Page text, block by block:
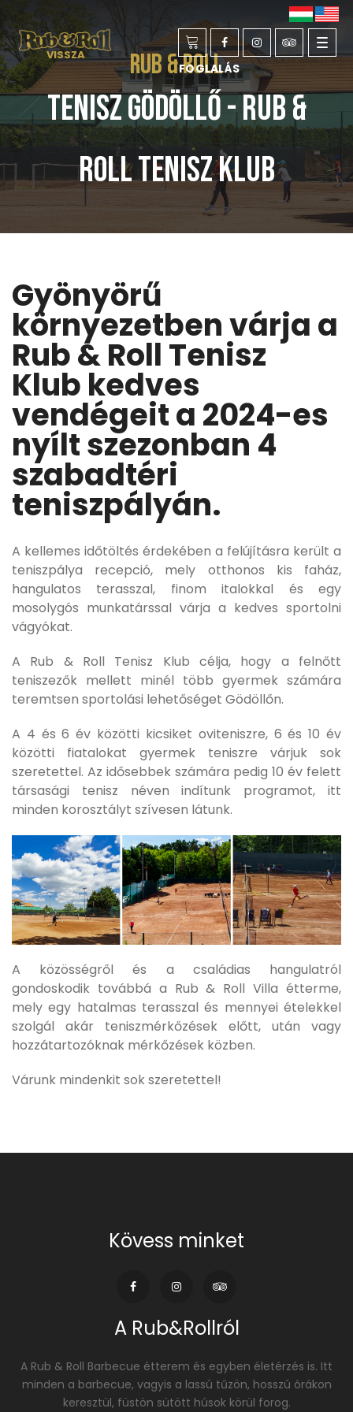
VISSZA
FOGLALÁS
Rub & Roll
Tenisz Gödöllő - Rub &
Roll Tenisz Klub
Gyönyörű
környezetben várja a
Rub & Roll Tenisz
Klub kedves
vendégeit a 2024-es
nyílt szezonban 4
szabadtéri
teniszpályán.
A kellemes időtöltés érdekében a felújításra került a
teniszpálya recepció, mely otthonos kis faház,
hangulatos terasszal, finom italokkal és egy
mosolygós munkatárssal várja a kedves sportolni
vágyókat.
A Rub & Roll Tenisz Klub célja, hogy a felnőtt
teniszezők mellett minél több gyermek számára
teremtsen sportolási lehetőséget Gödöllőn.
A 4 és 6 év közötti kicsiket oviteniszre, 6 és 10 év
közötti fiatalokat gyermek teniszre várjuk sok
szeretettel. Az idősebbek számára pedig 10 év felett
társasági tenisz néven indítunk programot, itt
minden korosztályt szívesen látunk.
A közösségről és a családias hangulatról
gondoskodik továbbá a Rub & Roll Villa étterme,
mely egy hatalmas terasszal és mennyei ételekkel
szolgál akár teniszmérkőzések előtt, után vagy
hozzátartozóknak mérkőzések közben.
Várunk mindenkit sok szeretettel!
Kövess minket
A Rub&Rollról
A Rub & Roll Barbecue étterem és egyben életérzés is. Itt
minden a barbecue, vagyis a lassú tűzön, hosszú órákon
keresztül, füstön sütött húsok körül forog.